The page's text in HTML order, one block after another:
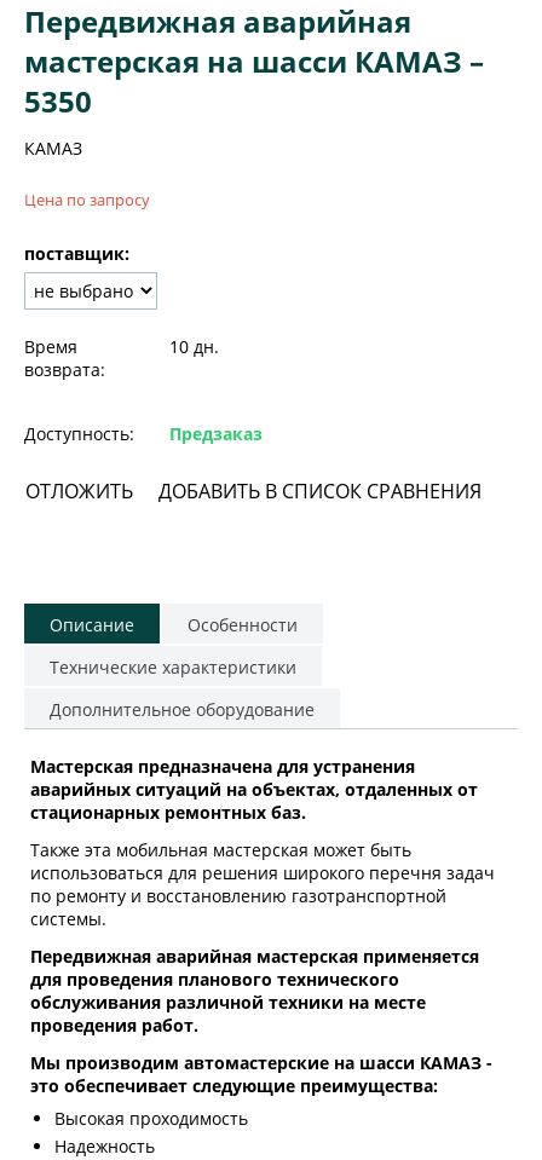
Передвижная аварийная
мастерская на шасси КАМАЗ –
5350
КАМАЗ
Цена по запросу
поставщик:
Время
возврата:
10 дн.
Доступность: Предзаказ
ОТЛОЖИТЬ ДОБАВИТЬ В СПИСОК СРАВНЕНИЯ
Описание
Особенности
Технические характеристики
Дополнительное оборудование
Мастерская предназначена для устранения
аварийных ситуаций на объектах, отдаленных от
стационарных ремонтных баз.
Также эта мобильная мастерская может быть
использоваться для решения широкого перечня задач
по ремонту и восстановлению газотранспортной
системы.
Передвижная аварийная мастерская применяется
для проведения планового технического
обслуживания различной техники на месте
проведения работ.
Мы производим автомастерские на шасси КАМАЗ -
это обеспечивает следующие преимущества:
Высокая проходимость
Надежность